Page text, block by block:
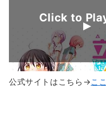
公式サイトはこちら→ここ